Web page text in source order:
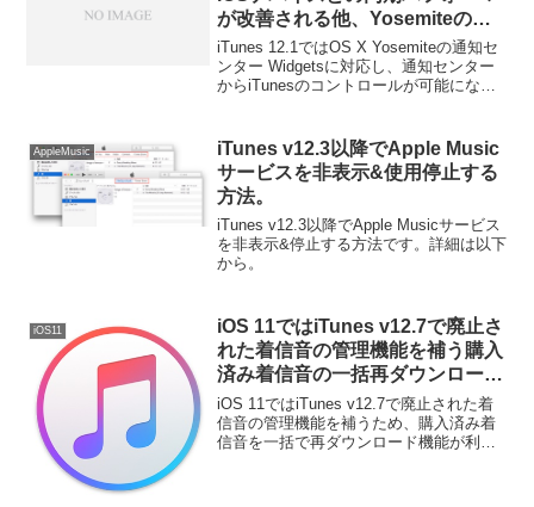
が改善される他、Yosemiteの通
知センターWidgetsにも対応。
iTunes 12.1ではOS X Yosemiteの通知セ
ンター Widgetsに対応し、通知センター
からiTunesのコントロールが可能になっ
AppleMusic
iTunes v12.3以降でApple Music
サービスを非表示&使用停止する
方法。
iTunes v12.3以降でApple Musicサービス
を非表示&停止する方法です。詳細は以下
から。
iOS11
iOS 11ではiTunes v12.7で廃止さ
れた着信音の管理機能を補う購入
済み着信音の一括再ダウンロード
機能が利用可能に。
iOS 11ではiTunes v12.7で廃止された着
信音の管理機能を補うため、購入済み着
信音を一括で再ダウンロード機能が利用